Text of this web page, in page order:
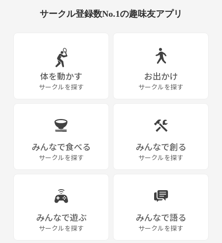
※おススメしたい本は、どんなジャンルの本でもオッケーです。
参加者の方々が困る・悲しむ言動をされる方の参加はご遠慮ください。
しあわせ読書会は、楽しく和気あいあいの雰囲気で開催しますので、
皆さまのご連絡をお待ちしています。
【サークル設立の想い】
読書を通して、いろんな方と出会い、仲間づくりの場にしたいと思い、
サークル登録数No.1の趣味友アプリ
体を動かす
サークルを探す
お出かけ
サークルを探す
みんなで食べる
サークルを探す
みんなで創る
サークルを探す
みんなで遊ぶ
サークルを探す
みんなで語る
サークルを探す